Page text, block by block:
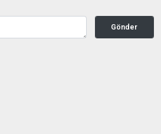
Gönder